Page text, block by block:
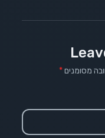
מסומנים*